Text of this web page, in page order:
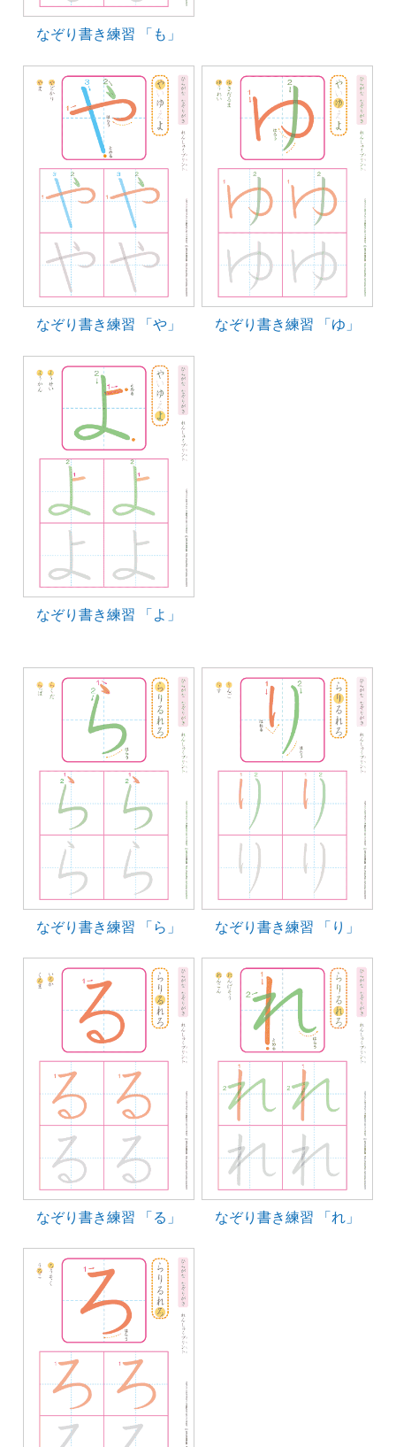
なぞり書き練習 「も」
なぞり書き練習 「や」 なぞり書き練習 「ゆ」
なぞり書き練習 「よ」
なぞり書き練習 「ら」 なぞり書き練習 「り」
なぞり書き練習 「る」 なぞり書き練習 「れ」